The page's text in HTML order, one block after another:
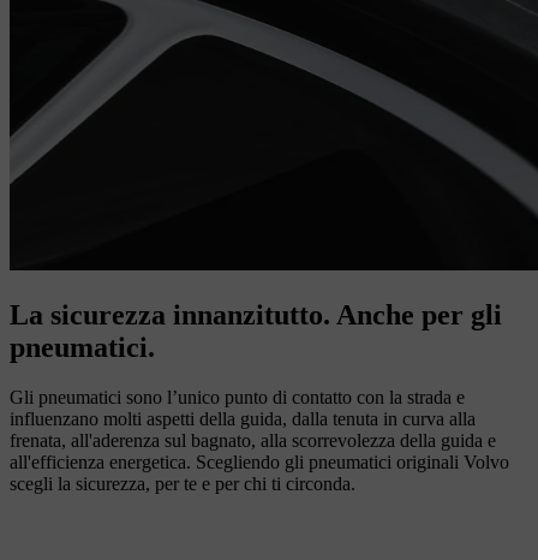
La sicurezza innanzitutto. Anche per gli
pneumatici.
Gli pneumatici sono l’unico punto di contatto con la strada e
influenzano molti aspetti della guida, dalla tenuta in curva alla
frenata, all'aderenza sul bagnato, alla scorrevolezza della guida e
all'efficienza energetica. Scegliendo gli pneumatici originali Volvo
scegli la sicurezza, per te e per chi ti circonda.